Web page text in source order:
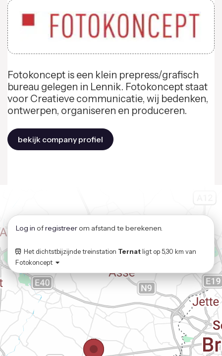
Fotokoncept is een klein prepress/grafisch
bureau gelegen in Lennik. Fotokoncept staat
voor Creatieve communicatie, wij bedenken,
ontwerpen, organiseren en produceren.
bekijk company profiel
Log in ofregistreerom afstand te berekenen.
Het dichtstbijzijnde treinstation Ternatligt op5,30 km van
Fotokoncept